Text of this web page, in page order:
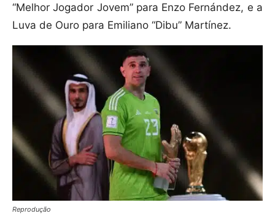
“Melhor Jogador Jovem” para Enzo Fernández, e a
Luva de Ouro para Emiliano “Dibu” Martínez.
Reprodução